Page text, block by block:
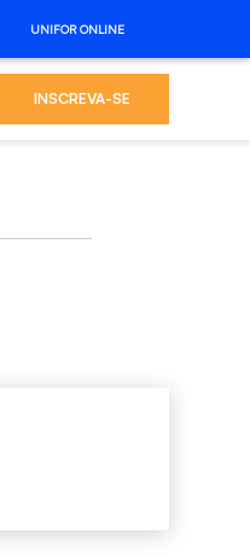
UNIFOR ONLINE
INSCREVA-SE